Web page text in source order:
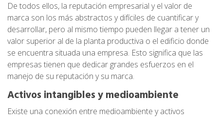
De todos ellos, la reputación empresarial y el valor de
marca son los más abstractos y difíciles de cuantificar y
desarrollar, pero al mismo tiempo pueden llegar a tener un
valor superior al de la planta productiva o el edificio donde
se encuentra situada una empresa. Esto significa que las
empresas tienen que dedicar grandes esfuerzos en el
manejo de su reputación y su marca.
Activos intangibles y medioambiente
Existe una conexión entre medioambiente y activos